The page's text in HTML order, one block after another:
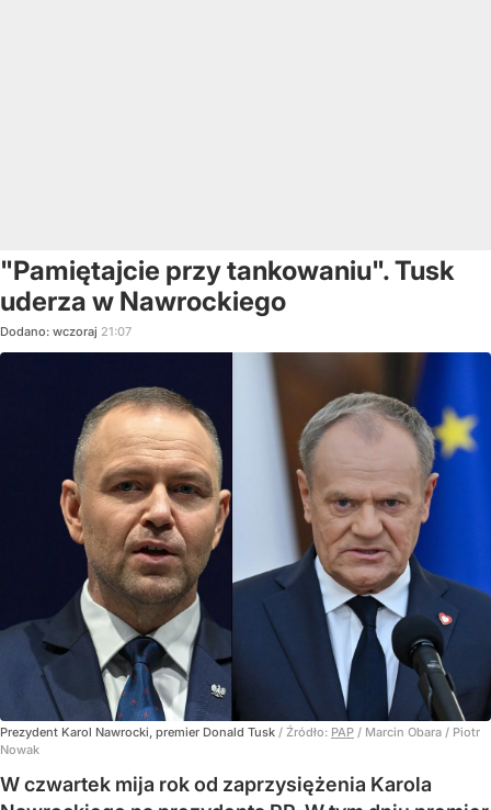
"Pamiętajcie przy tankowaniu". Tusk
uderza w Nawrockiego
Dodano: wczoraj 21:07
Prezydent Karol Nawrocki, premier Donald Tusk / Źródło: PAP / Marcin Obara / Piotr
Nowak
W czwartek mija rok od zaprzysiężenia Karola